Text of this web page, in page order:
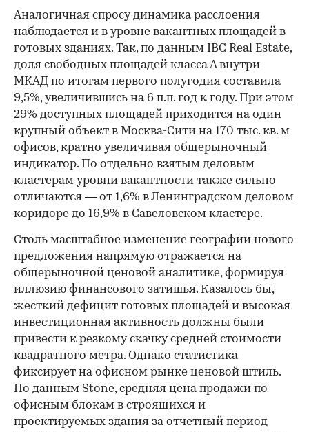
Аналогичная спросу динамика расслоения
наблюдается и в уровне вакантных площадей в
готовых зданиях. Так, по данным IBC Real Estate,
доля свободных площадей класса А внутри
МКАД по итогам первого полугодия составила
9,5%, увеличившись на 6 п.п. год к году. При этом
29% доступных площадей приходится на один
крупный объект в Москва-Сити на 170 тыс. кв. м
офисов, кратно увеличивая общерыночный
индикатор. По отдельно взятым деловым
кластерам уровни вакантности также сильно
отличаются — от 1,6% в Ленинградском деловом
коридоре до 16,9% в Савеловском кластере.
Столь масштабное изменение географии нового
предложения напрямую отражается на
общерыночной ценовой аналитике, формируя
иллюзию финансового затишья. Казалось бы,
жесткий дефицит готовых площадей и высокая
инвестиционная активность должны были
привести к резкому скачку средней стоимости
квадратного метра. Однако статистика
фиксирует на офисном рынке ценовой штиль.
По данным Stone, средняя цена продажи по
офисным блокам в строящихся и
проектируемых здания за отчетный период